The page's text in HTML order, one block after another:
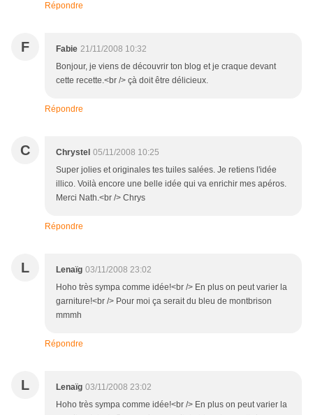
Répondre
F Fabie 21/11/2008 10:32
Bonjour, je viens de découvrir ton blog et je craque devant
cette recette.<br /> çà doit être délicieux.
Répondre
C Chrystel 05/11/2008 10:25
Super jolies et originales tes tuiles salées. Je retiens l'idée
illico. Voilà encore une belle idée qui va enrichir mes apéros.
Merci Nath.<br /> Chrys
Répondre
L Lenaïg 03/11/2008 23:02
Hoho très sympa comme idée!<br /> En plus on peut varier la
garniture!<br /> Pour moi ça serait du bleu de montbrison
mmmh
Répondre
L Lenaïg 03/11/2008 23:02
Hoho très sympa comme idée!<br /> En plus on peut varier la